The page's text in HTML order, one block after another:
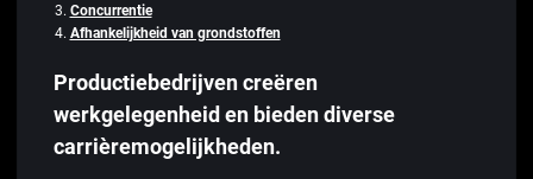
Concurrentie
Afhankelijkheid van grondstoffen
Productiebedrijven creëren
werkgelegenheid en bieden diverse
carrièremogelijkheden.